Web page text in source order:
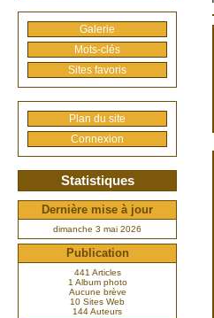
Galerie
Mots-clés
Sites favoris
Plan du site
Connexion
Statistiques
Dernière mise à jour
dimanche 3 mai 2026
Publication
441 Articles
1 Album photo
Aucune brève
10 Sites Web
144 Auteurs